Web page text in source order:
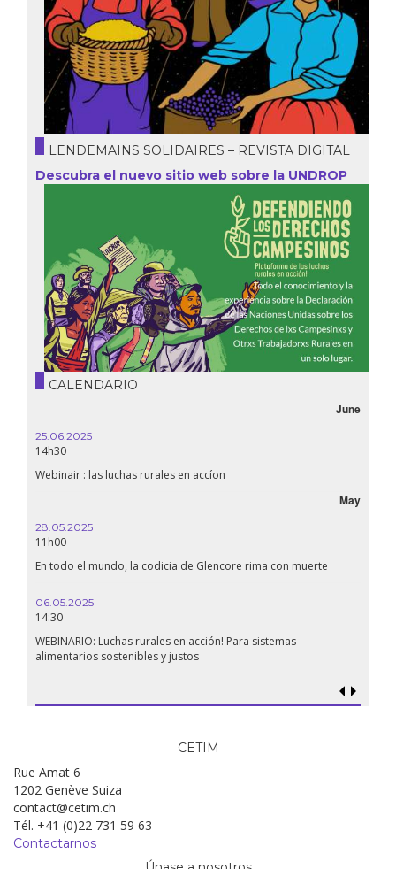
LENDEMAINS SOLIDAIRES – REVISTA DIGITAL
Descubra el nuevo sitio web sobre la UNDROP
CALENDARIO
June
25.06.2025
14h30
Webinair : las luchas rurales en accíon
May
28.05.2025
11h00
En todo el mundo, la codicia de Glencore rima con muerte
06.05.2025
14:30
WEBINARIO: Luchas rurales en acción! Para sistemas
alimentarios sostenibles y justos
CETIM
Rue Amat 6
1202 Genève Suiza
contact@cetim.ch
Tél. +41 (0)22 731 59 63
Contactarnos